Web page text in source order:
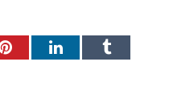
PinterestLinkedInTumblr